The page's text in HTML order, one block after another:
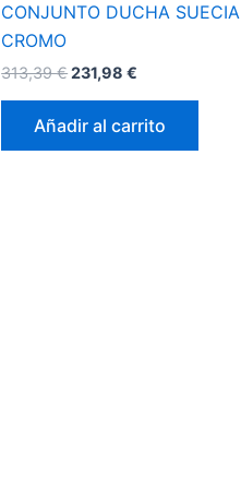
CONJUNTO DUCHA SUECIA
CROMO
313,39€231,98€
Añadir al carrito